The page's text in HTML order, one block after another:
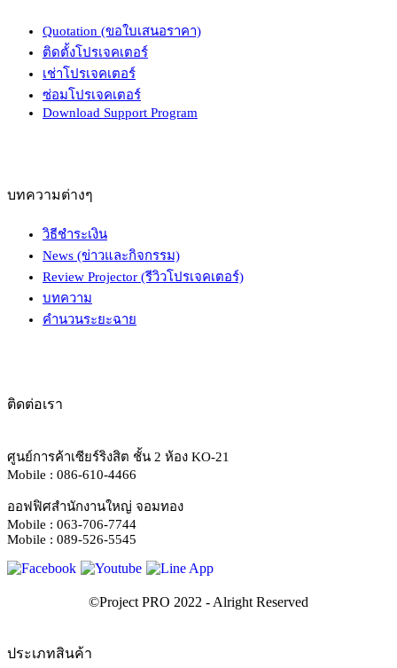
Quotation (ขอใบเสนอราคา)
ติดตั้งโปรเจคเตอร์
เช่าโปรเจคเตอร์
ซ่อมโปรเจคเตอร์
Download Support Program
บทความต่างๆ
วิธีชำระเงิน
News (ข่าวและกิจกรรม)
Review Projector (รีวิวโปรเจคเตอร์)
บทความ
คำนวนระยะฉาย
ติดต่อเรา
ศูนย์การค้าเซียร์ริงสิต ชั้น 2 ห้อง KO-21
Mobile : 086-610-4466
ออฟฟิศสำนักงานใหญ่ จอมทอง
Mobile : 063-706-7744
Mobile : 089-526-5545
ประเภทสินค้า